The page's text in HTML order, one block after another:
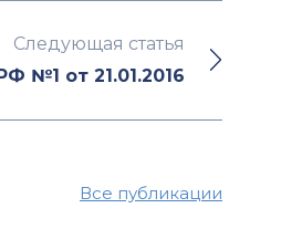
Следующая статья
№1 от 21.01.2016
Все публикации